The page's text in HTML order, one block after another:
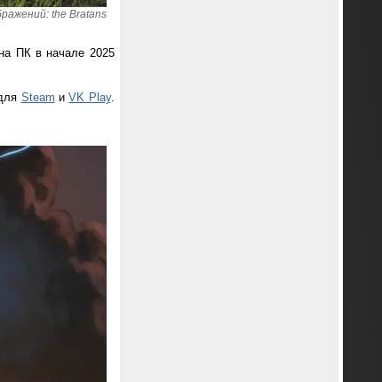
the Bratans
ПК в начале 2025
Steam иVK Play.